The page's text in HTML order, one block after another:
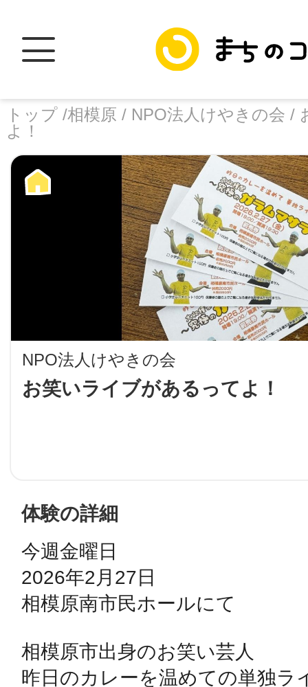
トップ /相模原 / NPO法人けやきの会 /
よ！
NPO法人けやきの会
お笑いライブがあるってよ！
facebook
X
LINE
URLをコピー
体験の詳細
今週金曜日
2026年2月27日
相模原南市民ホールにて
相模原市出身のお笑い芸人
昨日のカレーを温めての単独ラ
トップ
加盟スポットに
地域に導入を
鴻巣